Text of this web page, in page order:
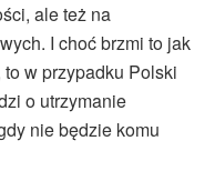
ale też na
I choć brzmi to jak
w przypadku Polski
o utrzymanie
nie będzie komu